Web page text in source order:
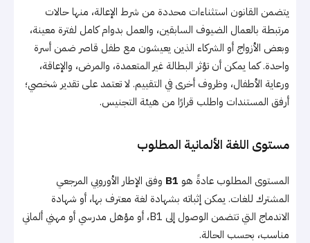
يتضمن القانون استثناءات محددة من شرط الإعالة، منها حالات
مرتبطة بالعمال الضيوف السابقين، والعمل بدوام كامل لفترة معينة،
وبعض الأزواج أو الشركاء الذين يعيشون مع طفل قاصر ضمن أسرة
واحدة. كما يمكن أن تؤثر البطالة غير المتعمدة، والمرض، والإعاقة،
ورعاية الأطفال، وظروف أخرى في التقييم. لا تعتمد على تقدير شخصي؛
أرفق المستندات واطلب قرارًا من هيئة التجنيس.
مستوى اللغة الألمانية المطلوب
المستوى المطلوب عادةً هو B1 وفق الإطار الأوروبي المرجعي
المشترك للغات. يمكن إثباته بشهادة لغة معترف بها، أو شهادة
الاندماج التي تتضمن الوصول إلى B1، أو مؤهل مدرسي أو مهني ألماني
مناسب، بحسب الحالة.